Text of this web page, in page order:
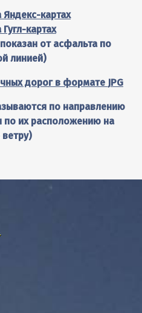
картах
картах
от асфальта по
линией)
дорог в формате JPG
по направлению
по их расположению на